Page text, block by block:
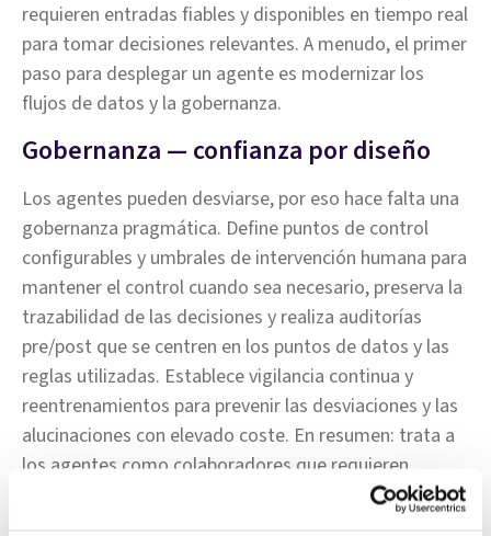
requieren entradas fiables y disponibles en tiempo real
para tomar decisiones relevantes. A menudo, el primer
paso para desplegar un agente es modernizar los
flujos de datos y la gobernanza.
Gobernanza — confianza por diseño
Los agentes pueden desviarse, por eso hace falta una
gobernanza pragmática. Define puntos de control
configurables y umbrales de intervención humana para
mantener el control cuando sea necesario, preserva la
trazabilidad de las decisiones y realiza auditorías
pre/post que se centren en los puntos de datos y las
reglas utilizadas. Establece vigilancia continua y
reentrenamientos para prevenir las desviaciones y las
alucinaciones con elevado coste. En resumen: trata a
los agentes como colaboradores que requieren